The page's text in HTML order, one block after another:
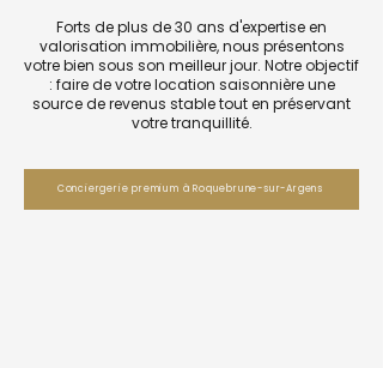
Forts de plus de 30 ans d'expertise en
valorisation immobilière, nous présentons
votre bien sous son meilleur jour. Notre objectif
: faire de votre location saisonnière une
source de revenus stable tout en préservant
votre tranquillité.
Conciergerie premium à Roquebrune-sur-Argens